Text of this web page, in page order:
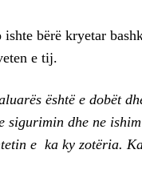
bërë kryetar
e tij.
është e dobët
sigurimin dhe ne
e ka ky zotëria.